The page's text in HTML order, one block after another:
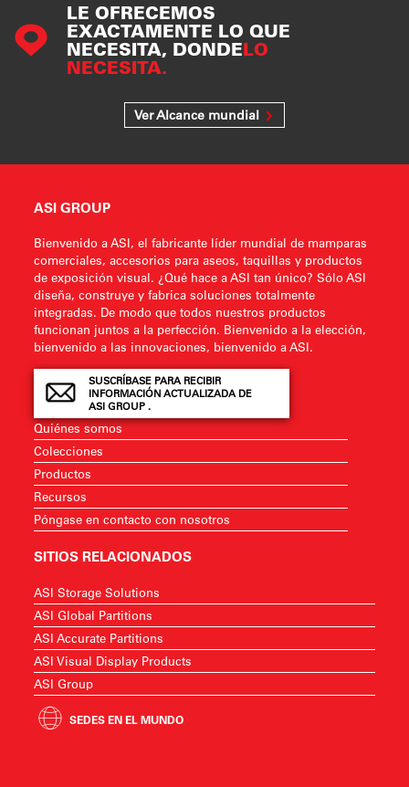
LE OFRECEMOS
EXACTAMENTE LO QUE
NECESITA, DONDELO
NECESITA.
Ver Alcance mundial
ASI GROUP
Bienvenido a ASI, el fabricante líder mundial de mamparas
comerciales, accesorios para aseos, taquillas y productos
de exposición visual. ¿Qué hace a ASI tan único? Sólo ASI
diseña, construye y fabrica soluciones totalmente
integradas. De modo que todos nuestros productos
funcionan juntos a la perfección. Bienvenido a la elección,
bienvenido a las innovaciones, bienvenido a ASI.
SUSCRÍBASE PARA RECIBIR
INFORMACIÓN ACTUALIZADA DE
ASI GROUP .
Quiénes somos
Colecciones
Productos
Recursos
Póngase en contacto con nosotros
SITIOS RELACIONADOS
ASI Storage Solutions
ASI Global Partitions
ASI Accurate Partitions
ASI Visual Display Products
ASI Group
SEDES EN EL MUNDO